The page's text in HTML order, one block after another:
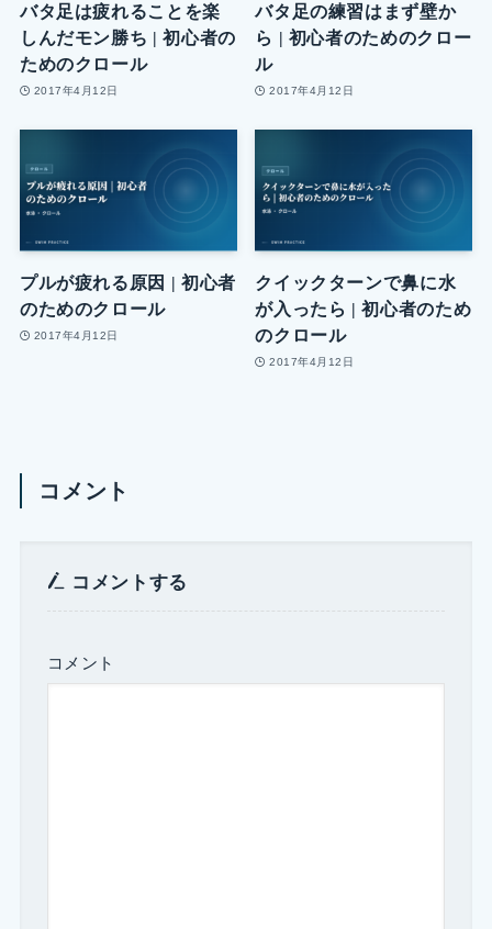
バタ足は疲れることを楽
しんだモン勝ち | 初心者の
ためのクロール
2017年4月12日
バタ足の練習はまず壁か
ら | 初心者のためのクロー
ル
2017年4月12日
プルが疲れる原因 | 初心者
のためのクロール
2017年4月12日
クイックターンで鼻に水
が入ったら | 初心者のため
のクロール
2017年4月12日
コメント
コメントする
コメント